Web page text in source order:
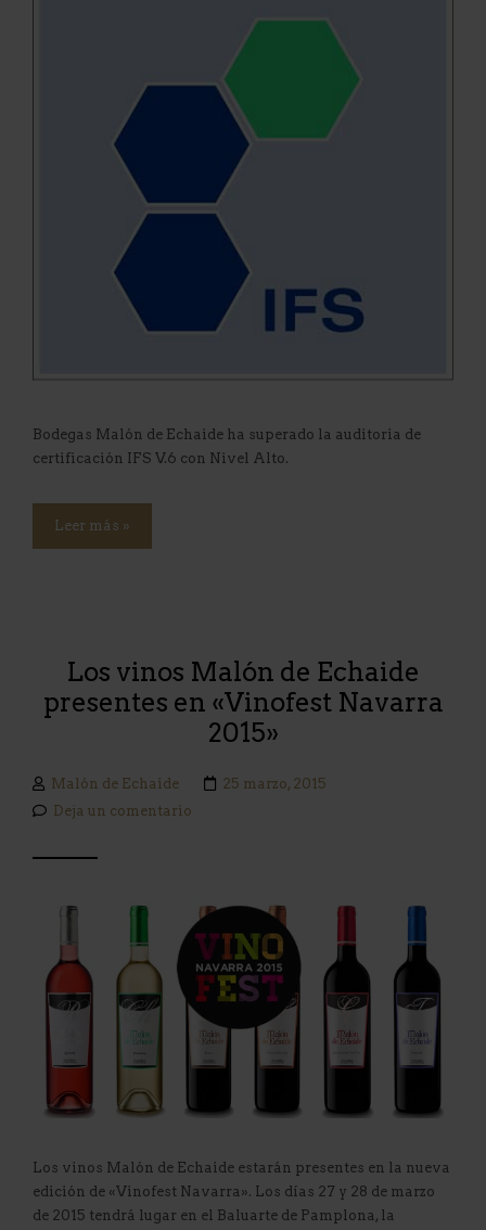
Bodegas Malón de Echaide ha superado la auditoria de
certificación IFS V.6 con Nivel Alto.
Leer más »
Los vinos Malón de Echaide
presentes en «Vinofest Navarra
2015»
Malón de Echaide
25 marzo, 2015
Deja un comentario
Los vinos Malón de Echaide estarán presentes en la nueva
edición de «Vinofest Navarra». Los días 27 y 28 de marzo
de 2015 tendrá lugar en el Baluarte de Pamplona, la